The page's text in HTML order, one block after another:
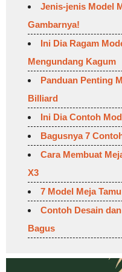
Jenis-jenis Model
Gambarnya!
Ini Dia Ragam
Mengundang Kagum
Panduan Penting
Billiard
Ini Dia Contoh
Bagusnya 7
Cara Membuat
X3
7 Model Meja
Contoh Desain
Bagus